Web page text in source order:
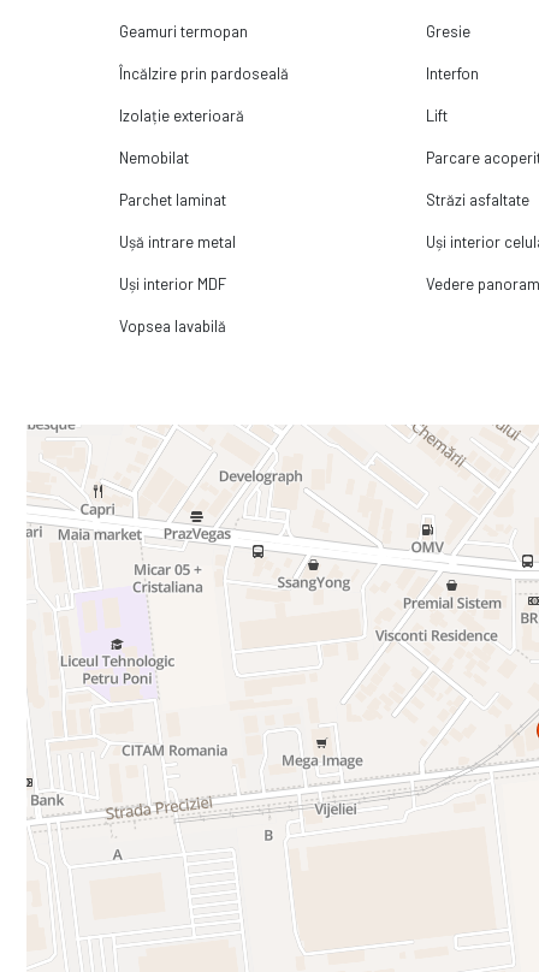
Geamuri termopan Gresie
Încălzire prin pardoseală Interfon
Izolație exterioară Lift
Nemobilat Parcare
Parchet laminat Străzi asfaltate
Ușă intrare metal Uși interior
Uși interior MDF Vedere
Vopsea lavabilă